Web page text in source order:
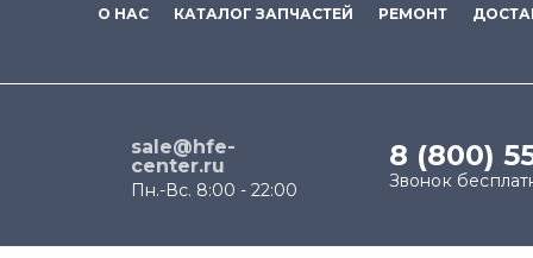
О НАС КАТАЛОГ ЗАПЧАСТЕЙ РЕМОНТ
sale@hfe-
center.ru
Пн.-Вс. 8:00 - 22:00
8 (800)
Звонок